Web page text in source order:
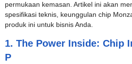
permukaan kemasan. Artikel ini akan
spesifikasi teknis, keunggulan chip
produk ini untuk bisnis Anda.
1. The Power Inside: Chip
P